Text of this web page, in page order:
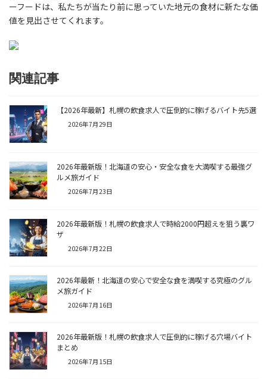
ーフードは、私たちが当たり前に思っていた地元の食材に新たな価
値を見出させてくれます。
関連記事
【2026年最新】札幌の飲食求人で圧倒的に稼げるバイト先5選
2026年7月29日
2026年最新版！北海道の安心・安全な食を大満喫する最強グ
ルメ旅ガイド
2026年7月23日
2026年最新版！札幌の飲食求人で時給2000円超えを狙う裏ワ
ザ
2026年7月22日
2026年最新！北海道の安心で安全な食を満喫する究極のグル
メ旅ガイド
2026年7月16日
2026年最新版！札幌の飲食求人で圧倒的に稼げる穴場バイト
まとめ
2026年7月15日